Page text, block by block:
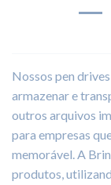
Nossos pen
armazenar e
outros arquivos
para empresas
memorável. A
produtos,